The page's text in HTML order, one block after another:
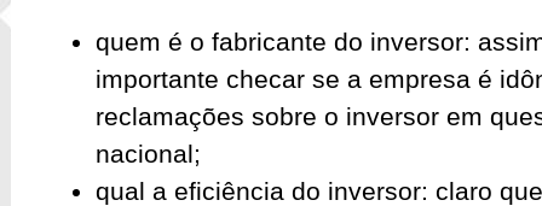
quem é o fabricante do inversor:
importante checar se a empresa é
reclamações sobre o inversor em
nacional;
qual a eficiência do inversor: claro